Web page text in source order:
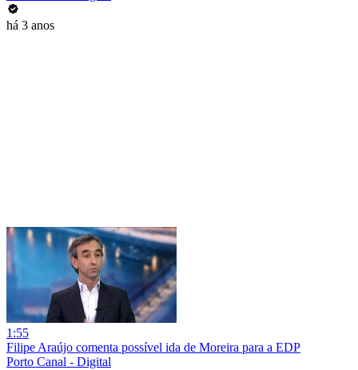
há 3 anos
1:55
Filipe Araújo comenta possível ida de Moreira para a EDP
Porto Canal - Digital